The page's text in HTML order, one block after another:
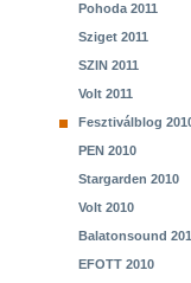
Pohoda 2011
Sziget 2011
SZIN 2011
Volt 2011
Fesztiválblog
PEN 2010
Stargarden 2010
Volt 2010
Balatonsound
EFOTT 2010